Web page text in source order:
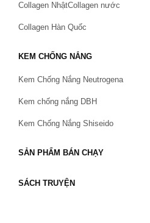
Collagen NhậtCollagen nước
Collagen Hàn Quốc
KEM CHỐNG NẮNG
Kem Chống Nắng Neutrogena
Kem chống nắng DBH
Kem Chống Nắng Shiseido
SẢN PHẨM BÁN CHẠY
SÁCH TRUYỆN